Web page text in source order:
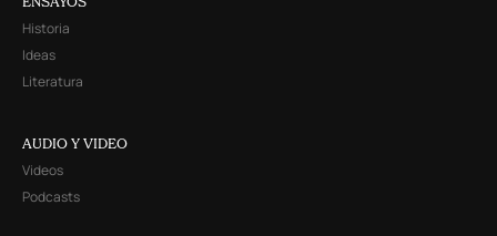
Historia
Ideas
Literatura
AUDIO Y VIDEO
Videos
Podcasts